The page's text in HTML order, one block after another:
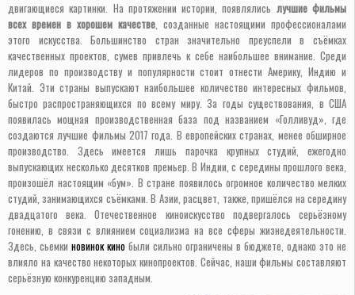
двигающиеся картинки. На протяжении истории, появлялись лучшие фильмы
всех времен в хорошем качестве, созданные настоящими профессионалами
этого искусства. Большинство стран значительно преуспели в съёмках
качественных проектов, сумев привлечь к себе наибольшее внимание. Среди
лидеров по производству и популярности стоит отнести Америку, Индию и
Китай. Эти страны выпускают наибольшее количество интересных фильмов,
быстро распространяющихся по всему миру. За годы существования, в США
появилась мощная производственная база под названием «Голливуд», где
создаются лучшие фильмы 2017 года. В европейских странах, менее обширное
производство. Здесь имеется лишь парочка крупных студий, ежегодно
выпускающих несколько десятков премьер. В Индии, с середины прошлого века,
произошёл настоящим «бум». В стране появилось огромное количество мелких
студий, занимающихся съёмками. В Азии, расцвет, также, пришёлся на середину
двадцатого века. Отечественное киноискусство подвергалось серьёзному
гонению, в связи с влиянием социализма на все сферы жизнедеятельности.
Здесь, сьемки новинок кино были сильно ограничены в бюджете, однако это не
влияло на качество некоторых кинопроектов. Сейчас, наши фильмы составляют
серьёзную конкуренцию западным.